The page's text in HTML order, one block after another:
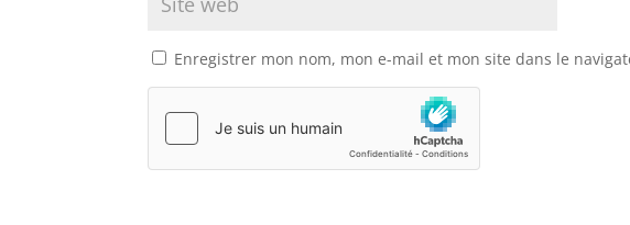
Enregistrer mon nom, mon e-mail et mon site dans le